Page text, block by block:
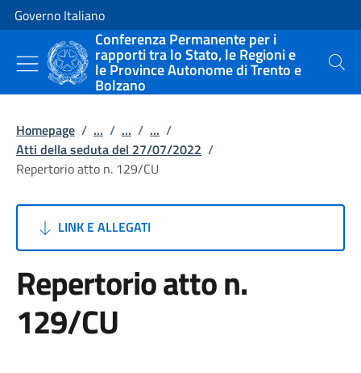
Vai al contenuto
Vai alla navigazione del sito
Governo Italiano
Conferenza Permanente per i
rapporti tra lo Stato, le Regioni e
le Province Autonome di Trento e
Bolzano
Cerca
Homepage / ... / ... / ... /
Atti della seduta del 27/07/2022 /
Repertorio atto n. 129/CU
LINK E ALLEGATI
Repertorio atto n.
129/CU